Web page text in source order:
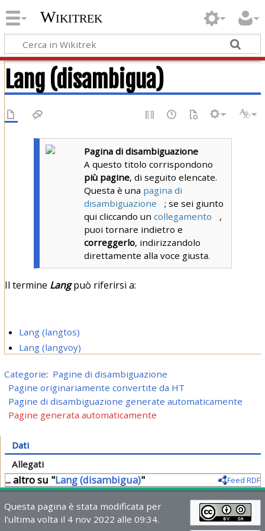
Wikitrek
Lang (disambigua)
Pagina di disambiguazione
A questo titolo corrispondono
più pagine, di seguito elencate.
Questa è una pagina di
disambiguazione
; se sei giunto
qui cliccando uncollegamento
,
puoi tornare indietro e
correggerlo, indirizzandolo
direttamente alla voce giusta.
Il termine Langpuò riferirsi a:
Lang (langtos)
Lang (langvoy)
Categorie: Pagine di disambiguazione
Pagine originariamente convertite da HT
Pagine di disambiguazione generate automaticamente
Pagine generata automaticamente
Dati
Allegati
... altro su "Lang (disambigua)" Feed RDF
Questa pagina è stata modificata per
l'ultima volta il 4 nov 2022 alle 09:34.